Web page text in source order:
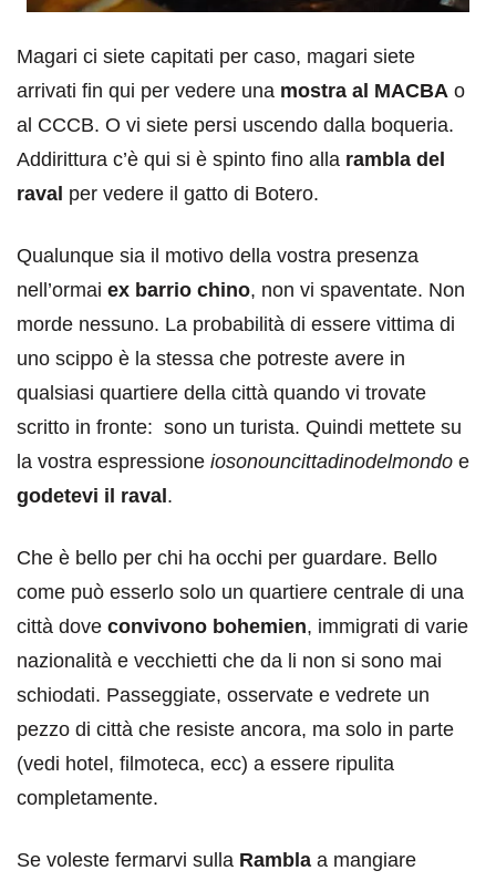
Magari ci siete capitati per caso, magari siete
arrivati fin qui per vedere una mostra al MACBA o
al CCCB. O vi siete persi uscendo dalla boqueria.
Addirittura c’è qui si è spinto fino alla rambla del
raval per vedere il gatto di Botero.
Qualunque sia il motivo della vostra presenza
nell’ormai ex barrio chino, non vi spaventate. Non
morde nessuno. La probabilità di essere vittima di
uno scippo è la stessa che potreste avere in
qualsiasi quartiere della città quando vi trovate
scritto in fronte: sono un turista. Quindi mettete su
la vostra espressione iosonouncittadinodelmondo e
godetevi il raval.
Che è bello per chi ha occhi per guardare. Bello
come può esserlo solo un quartiere centrale di una
città dove convivono bohemien, immigrati di varie
nazionalità e vecchietti che da li non si sono mai
schiodati. Passeggiate, osservate e vedrete un
pezzo di città che resiste ancora, ma solo in parte
(vedi hotel, filmoteca, ecc) a essere ripulita
completamente.
Se voleste fermarvi sulla Rambla a mangiare